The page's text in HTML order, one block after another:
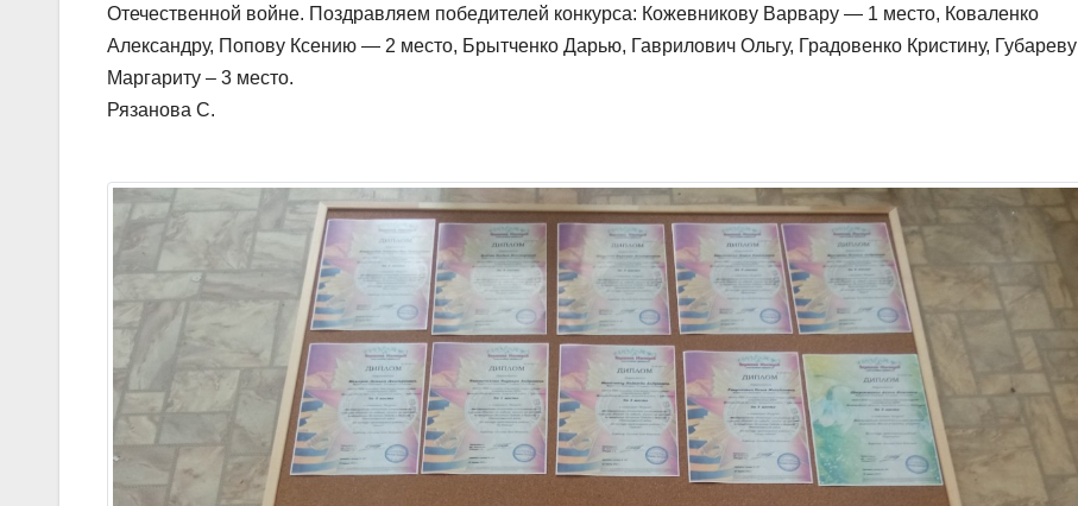
Отечественной войне. Поздравляем победителей конкурса: Кожевникову Варвару — 1 место, Коваленко
Александру, Попову Ксению — 2 место, Брытченко Дарью, Гаврилович Ольгу, Градовенко Кристину, Губареву
Маргариту – 3 место.
Рязанова С.